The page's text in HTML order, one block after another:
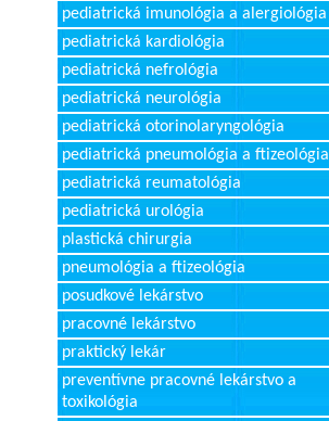
pediatrická imunológia a alergiológia
pediatrická kardiológia
pediatrická nefrológia
pediatrická neurológia
pediatrická otorinolaryngológia
pediatrická pneumológia a ftizeológia
pediatrická reumatológia
pediatrická urológia
plastická chirurgia
pneumológia a ftizeológia
posudkové lekárstvo
pracovné lekárstvo
praktický lekár
preventívne pracovné lekárstvo a
toxikológia